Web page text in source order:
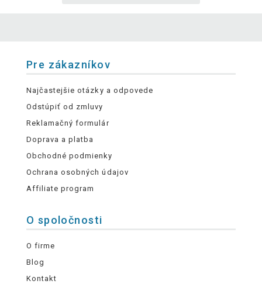
Pre zákazníkov
Najčastejšie otázky a odpovede
Odstúpiť od zmluvy
Reklamačný formulár
Doprava a platba
Obchodné podmienky
Ochrana osobných údajov
Affiliate program
O spoločnosti
O firme
Blog
Kontakt